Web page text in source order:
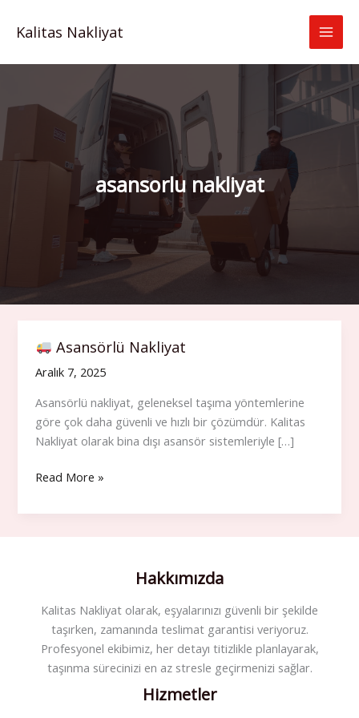
atlaKalitas Nakliyat
asansorlu nakliyat
Asansörlü Nakliyat
Aralık 7, 2025
Asansörlü nakliyat, geleneksel taşıma yöntemlerine
göre çok daha güvenli ve hızlı bir çözümdür. Kalitas
Nakliyat olarak bina dışı asansör sistemleriyle […]
Nakliyat
Read More »
Hakkımızda
Kalitas Nakliyat olarak, eşyalarınızı güvenli bir şekilde
taşırken, zamanında teslimat garantisi veriyoruz.
Profesyonel ekibimiz, her detayı titizlikle planlayarak,
taşınma sürecinizi en az stresle geçirmenizi sağlar.
Hizmetler